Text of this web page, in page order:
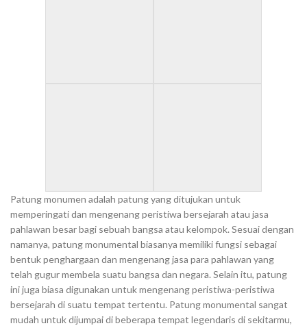
Patung monumen adalah patung yang ditujukan untuk
memperingati dan mengenang peristiwa bersejarah atau jasa
pahlawan besar bagi sebuah bangsa atau kelompok. Sesuai dengan
namanya, patung monumental biasanya memiliki fungsi sebagai
bentuk penghargaan dan mengenang jasa para pahlawan yang
telah gugur membela suatu bangsa dan negara. Selain itu, patung
ini juga biasa digunakan untuk mengenang peristiwa-peristiwa
bersejarah di suatu tempat tertentu. Patung monumental sangat
mudah untuk dijumpai di beberapa tempat legendaris di sekitarmu,